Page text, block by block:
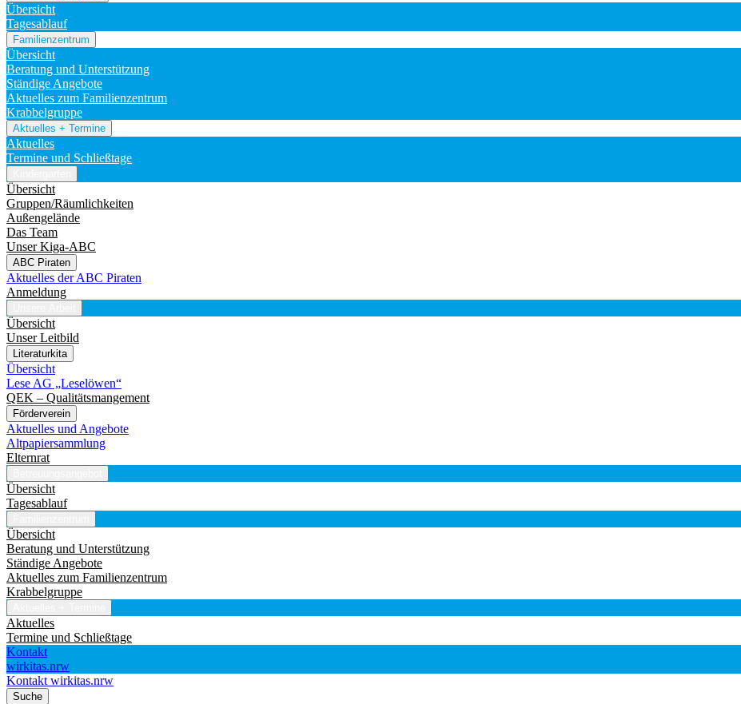
Übersicht
Tagesablauf
Familienzentrum
Übersicht
Beratung und Unterstützung
Ständige Angebote
Aktuelles zum Familienzentrum
Krabbelgruppe
Aktuelles + Termine
Aktuelles
Termine und Schließtage
Übersicht
Gruppen/Räumlichkeiten
Außengelände
Das Team
Unser Kiga-ABC
ABC Piraten
Aktuelles der ABC Piraten
Anmeldung
Übersicht
Unser Leitbild
Literaturkita
Übersicht
Lese AG „Leselöwen“
QEK – Qualitätsmangement
Förderverein
Aktuelles und Angebote
Altpapiersammlung
Elternrat
Übersicht
Tagesablauf
Übersicht
Beratung und Unterstützung
Ständige Angebote
Aktuelles zum Familienzentrum
Krabbelgruppe
Aktuelles
Termine und Schließtage
Kontakt
wirkitas.nrw
Kontakt wirkitas.nrw
Suche